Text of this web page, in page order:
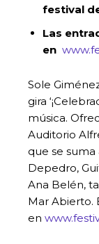
festival
Las
en
Sole
gira
música.
Auditorio
que se suma
Depedro,
Ana Belén,
Mar Abierto.
en